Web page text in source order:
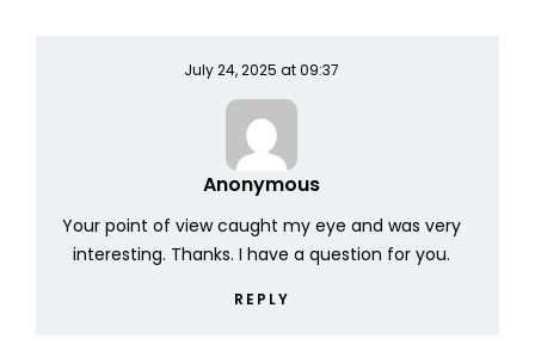
July 24, 2025 at 09:37
Anonymous
Your point of view caught my eye and was very
interesting. Thanks. I have a question for you.
REPLY